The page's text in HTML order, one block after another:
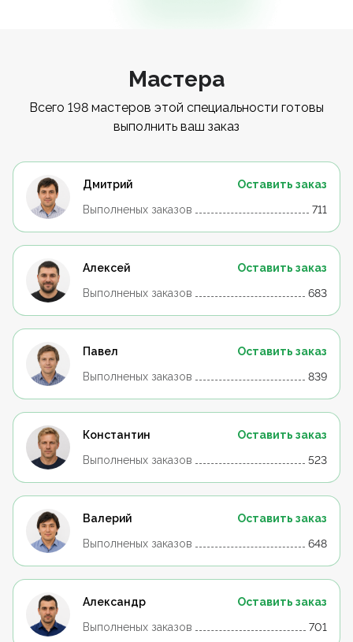
Мастера
Всего 198 мастеров этой специальности готовы
выполнить ваш заказ
Дмитрий
Оставить заказ
Выполненых заказов
711
Алексей
Оставить заказ
Выполненых заказов
683
Павел
Оставить заказ
Выполненых заказов
839
Константин
Оставить заказ
Выполненых заказов
523
Валерий
Оставить заказ
Выполненых заказов
648
Александр
Оставить заказ
Выполненых заказов
701